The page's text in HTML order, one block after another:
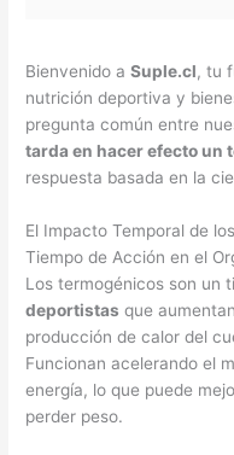
Bienvenido aSuple.cl, tu
nutrición deportiva y
pregunta común entre
tarda en hacer efecto un
respuesta basada en la
El Impacto Temporal de
Tiempo de Acción en el
Los termogénicos son un
deportistas que
producción de calor del
Funcionan acelerando el
energía, lo que puede
perder peso.